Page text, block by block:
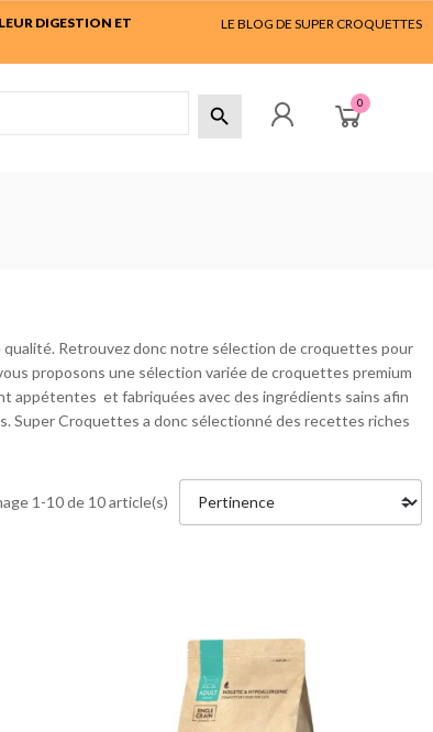
DIGESTION ET
LE BLOG DE SUPER CROQUETTES

0
Retrouvez donc notre sélection de croquettes pour
proposons une sélection variée de croquettes premium
appétentes et fabriquées avec des ingrédients sains afin
Super Croquettes a donc sélectionné des recettes riches
1-10 de 10 article(s)